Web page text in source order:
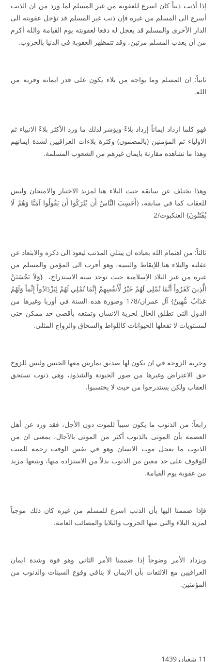
إذا أذنب ذنباً كان اسرع للعقوبة من غير المسلم لما ورد من ان الذنب
أسرع الى المسلم من غيره فإن ذنب غير المسلم قد تؤجل عقوبته الى
الدار الأخرى والمسلم قد يعجل له دفعا لعقوبته يوم القيامة والله أكرم
من أن يعذب المسلم مرتين، وقد تتمظهر العقوبة في الدنيا بالحروب.
ثانياً: ان المسلم وما يواجه من بلاء يكون على قدر ايمانه وقربه من
الله.
فهو كلما ازداد ايماناً إزداد بلاءً ويؤشر لذلك ما ورد الأكثر بلاءً الانبياء ثم
الاولياء ثم المؤمنين (بالمضمون) وكثرة بلاءات العراقيين لشدة ايمانهم
وهذا ما نشاهده مقارنة بايمان غيرهم من الشعوب المسلمة.
وهذا يختلف عن سابقه حيث البلاء هنا لمزيد الاختبار والامتحان وليس
للعقاب كما في سابقه، {أَحَسِبَ النَّاسُ أَن يُتْرَكُوا أَن يَقُولُوا آمَنَّا وَهُمْ لَا
يُفْتَنُونَ} العنكبوت/2
ثالثاً: من اهتمام الله بعباده ان يبتلي المذنب ليعود الى ذكره والابتعاد عن
غفلته والبلاء هنا للإيقاظ والتنبيه، وهو أقرب الى المؤمن والمسلم من
غيره من غير البلاد الإسلامية حيث توجد سنة الاستدراج، {وَلاَ يَحْسَبَنَّ
الَّذِينَ كَفَرُواْ أَنَّمَا نُمْلِي لَهُمْ خَيْرٌ لِّأَنفُسِهِمْ إِنَّمَا نُمْلِي لَهُمْ لِيَزْدَادُواْ إِثْماً وَلَهْمُ
عَذَابٌ مُّهِينٌ} آل عمران/178 وصورة هذه السنة في أوربا وغيرها من
الدول التي تطلق الحال لحرية الانسان وتمتعه بأقصى حد ممكن حتى
لمستويات لا تفعلها الحيوانات كاللواط والسحاق والزواج المثلي.
وحرية الزوجة في ان يكون لها صديق يمارس معها الجنس وليس للزوج
حق الاعتراض وغيرها من صور الحيونة والشذوذ، وهي ذنوب تستحق
العقاب ولكن يستدرجوا من حيث لا يحتسبوا.
رابعاً: من الذنوب ما يكون سبباً للموت دون الأجل، فقد ورد عن أهل
العصمة بأن الموتى بالذنوب أكثر من الموتى بالآجال، بمعنى ان من
الذنوب ما يعجل موت الانسان وهو في نفس الوقت رحمة للميت
للوقوف على حد معين من الذنوب بدلاً من الاستزاده منها، ويتبعها مزيد
من عقوبة يوم القيامة.
فإذا ضممنا اليها بأن الذنب اسرع للمسلم من غيره كان ذلك موجباً
لمزيد البلاء والتي منها الحروب والبلايا والمصائب العامة.
ويزداد الأمر وضوحاً إذا ضممنا الأمر الثاني وهو قوة وشدة ايمان
العراقيين مع الالتفات بأن الايمان لا ينافي وقوع السيئات والذنوب من
المؤمنين.
11 شعبان 1439